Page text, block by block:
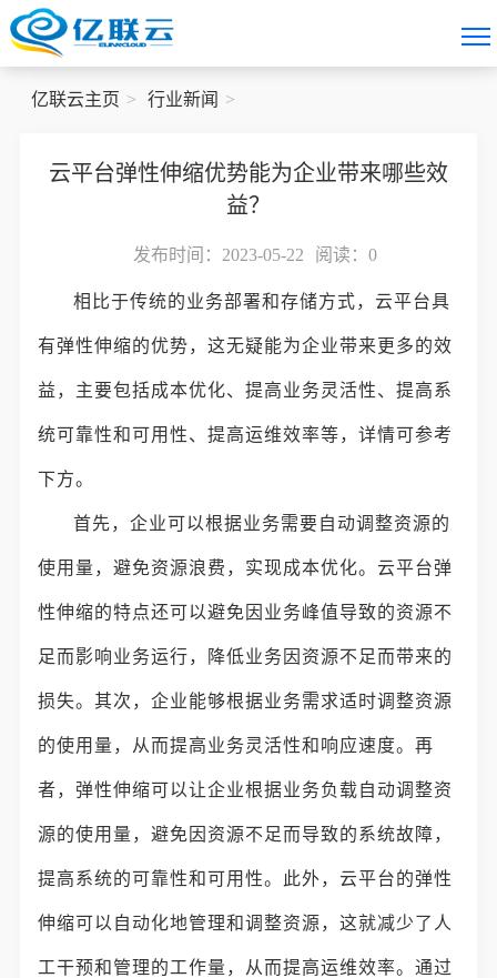
亿联云主页 行业新闻
云平台弹性伸缩优势能为企业带来哪些效
益？
发布时间：2023-05-22 阅读： 0
相比于传统的业务部署和存储方式，云平台具
有弹性伸缩的优势，这无疑能为企业带来更多的效
益，主要包括成本优化、提高业务灵活性、提高系
统可靠性和可用性、提高运维效率等，详情可参考
下方。
首先，企业可以根据业务需要自动调整资源的
使用量，避免资源浪费，实现成本优化。云平台弹
性伸缩的特点还可以避免因业务峰值导致的资源不
足而影响业务运行，降低业务因资源不足而带来的
损失。其次，企业能够根据业务需求适时调整资源
的使用量，从而提高业务灵活性和响应速度。再
者，弹性伸缩可以让企业根据业务负载自动调整资
源的使用量，避免因资源不足而导致的系统故障，
提高系统的可靠性和可用性。此外，云平台的弹性
伸缩可以自动化地管理和调整资源，这就减少了人
工干预和管理的工作量，从而提高运维效率。通过